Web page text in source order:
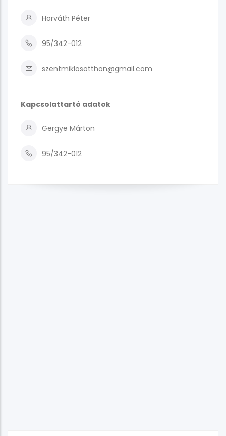
Horváth Péter
95/342-012
szentmiklosotthon@gmail.com
Kapcsolattartó adatok
Gergye Márton
95/342-012